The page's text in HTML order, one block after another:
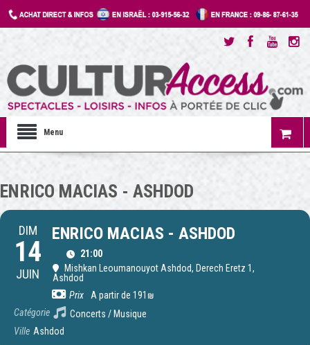
Menu
ENRICO MACIAS - ASHDOD
DIM
14
JUIN
ENRICO MACIAS - ASHDOD
21:00
Mishkan Leoumanouyot Ashdod, Derech Eretz 1,
Ashdod
Prix
A partir de 191₪
Catégorie
Concerts / Musique
Ville Ashdod